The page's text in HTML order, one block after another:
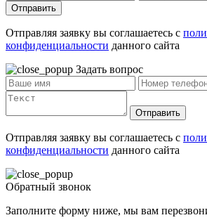
Отправить
Отправляя заявку вы соглашаетесь с
конфиденциальности данного сайта
Задать вопрос
Отправить
Отправляя заявку вы соглашаетесь с
конфиденциальности данного сайта
Обратный звонок
Заполните форму ниже, мы вам